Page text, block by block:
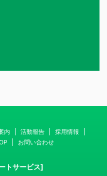
内 活動報告
採用情報
お問い合わせ
トサービス]